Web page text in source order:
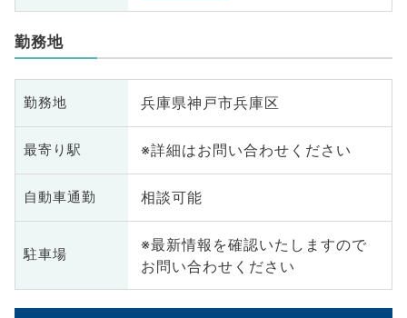
勤務地
勤務地 兵庫県神戸市兵庫区
最寄り駅 ※詳細はお問い合わせください
自動車通勤 相談可能
駐車場
※最新情報を確認いたしますので
お問い合わせください